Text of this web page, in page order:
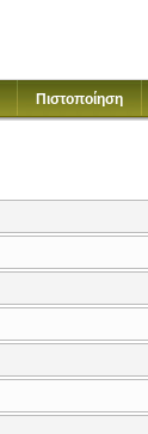
Πιστοποίηση